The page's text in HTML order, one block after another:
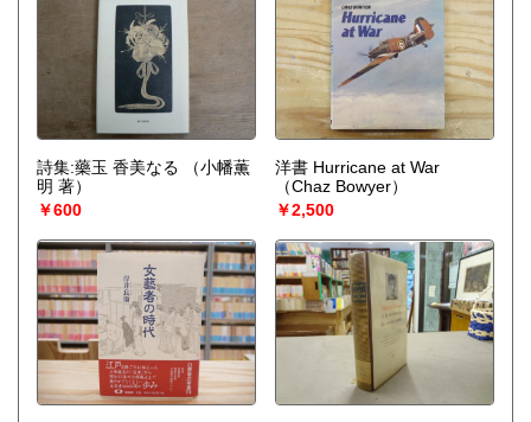
詩集:藥玉 香美なる
（小幡薫
明 著）
￥600
洋書 Hurricane at War
（Chaz Bowyer）
￥2,500